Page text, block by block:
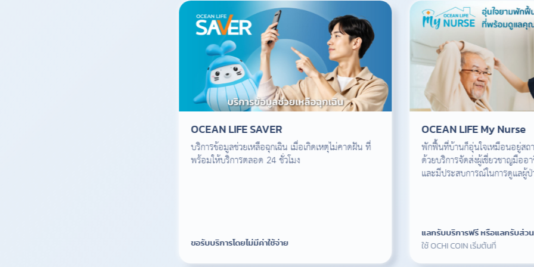
OCEAN LIFE SAVER
บริการข้อมูลช่วยเหลือฉุกเฉิน เมื่อเกิดเหตุไม่คาดฝัน ที่
พร้อมให้บริการตลอด 24 ชั่วโมง
ขอรับบริการโดยไม่มีค่าใช้จ่าย
OCEAN LIFE My Nurse
พักฟื้นที่บ้านก็อุ่นใจเหมือนอยู่สถ
ด้วยบริการจัดส่งผู้เชี่ยวชาญมือ
และมีประสบการณ์ในการดูแลผู้
แลกรับบริการฟรี หรือแลกรับส่ว
ใช้ OCHI COIN เริ่มต้นที่